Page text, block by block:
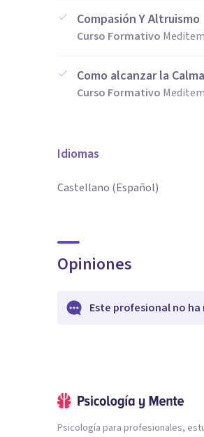
Compasión Y Altruismo
Curso Formativo
Como alcanzar la
Curso Formativo
Idiomas
Castellano (Español)
Opiniones
Este profesional no
Psicología para profesionales,